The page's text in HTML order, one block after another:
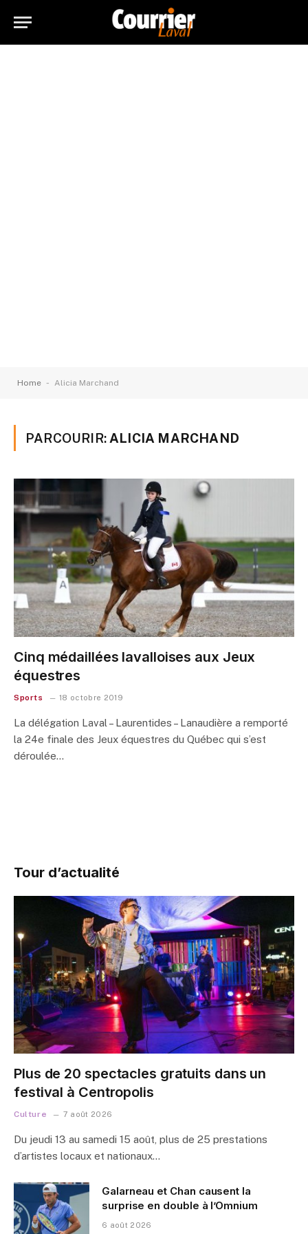
Home - Alicia Marchand
PARCOURIR: ALICIA MARCHAND
Cinq médaillées lavalloises aux Jeux
équestres
Sports 18 octobre 2019
La délégation Laval – Laurentides – Lanaudière a remporté
la 24e finale des Jeux équestres du Québec qui s’est
déroulée…
Tour d’actualité
Plus de 20 spectacles gratuits dans un
festival à Centropolis
Culture 7 août 2026
Du jeudi 13 au samedi 15 août, plus de 25 prestations
d’artistes locaux et nationaux…
Galarneau et Chan causent la
surprise en double à l’Omnium
6 août 2026